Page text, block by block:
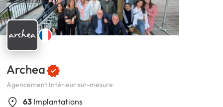
Archea
Agencement Intérieur sur-mesure
63 Implantations